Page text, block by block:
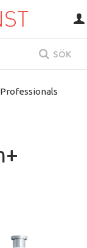
SÖK
Professionals